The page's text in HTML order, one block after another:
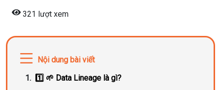
321 lượt xem
Nội dung bài viết
1️⃣ 🌱 Data Lineage là gì?